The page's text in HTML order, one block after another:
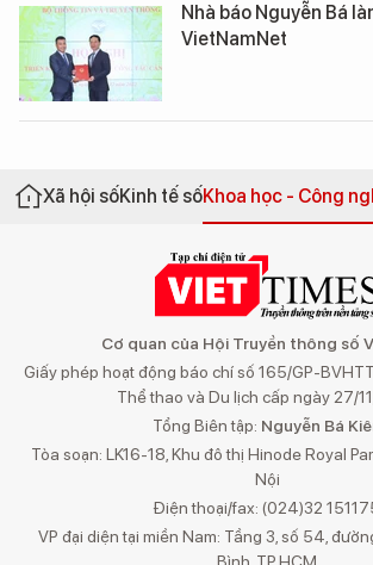
Nhà báo Nguyễn Bá
VietNamNet
Xã hội sốKinh tế sốKhoa học - Công
Cơ quan của Hội Truyền thông số
Giấy phép hoạt động báo chí số 165/GP-
Thể thao và Du lịch cấp ngày 27/
Tổng Biên tập: Nguyễn Bá
Tòa soạn: LK16-18, Khu đô thị Hinode Royal
Nội
Điện thoại/fax: (024)32
VP đại diện tại miền Nam: Tầng 3, số 54,